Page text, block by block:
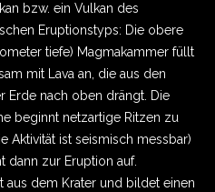
bzw. ein Vulkan des
Eruptionstyps: Die obere
tiefe) Magmakammer füllt
mit Lava an, die aus den
Erde nach oben drängt. Die
beginnt netzartige Ritzen zu
Aktivität ist seismisch messbar)
dann zur Eruption auf.
aus dem Krater und bildet einen